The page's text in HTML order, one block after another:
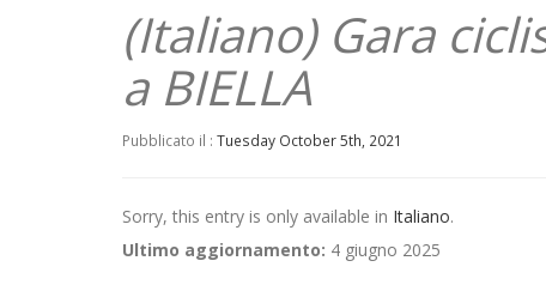
(Italiano) Gara
a BIELLA
Pubblicato il : Tuesday October 5th, 2021
Sorry, this entry is only available in Italiano.
Ultimo aggiornamento: 4 giugno 2025